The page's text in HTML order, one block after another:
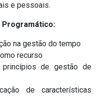
e pessoais.
Programático:
na gestão do tempo
recurso
de gestão de
de características